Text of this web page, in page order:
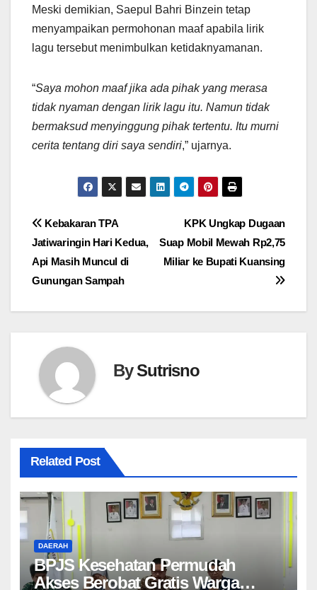
Meski demikian, Saepul Bahri Binzein tetap
menyampaikan permohonan maaf apabila lirik
lagu tersebut menimbulkan ketidaknyamanan.
“Saya mohon maaf jika ada pihak yang merasa
tidak nyaman dengan lirik lagu itu. Namun tidak
bermaksud menyinggung pihak tertentu. Itu murni
cerita tentang diri saya sendiri,” ujarnya.
Navigasi
pos
KPK Ungkap Dugaan
Suap Mobil Mewah Rp2,75
Miliar ke Bupati Kuansing
Kebakaran TPA
Jatiwaringin Hari Kedua,
Api Masih Muncul di
Gunungan Sampah
BySutrisno
Related Post
DAERAH
BPJS Kesehatan Permudah
Akses Berobat Gratis Warga